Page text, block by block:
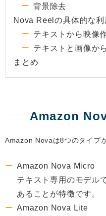
背景除去
Nova Reelの具体的な利
テキストから映像
テキストと画像か
まとめ
Amazon
Amazon Novaは8つのタイプ
Amazon Nova Micro
テキスト専用のモデル
あることが特徴です。
Amazon Nova Lite